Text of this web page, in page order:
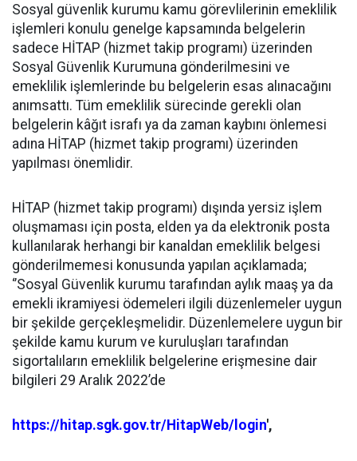
Sosyal güvenlik kurumu kamu görevlilerinin emeklilik
işlemleri konulu genelge kapsamında belgelerin
sadece HİTAP (hizmet takip programı) üzerinden
Sosyal Güvenlik Kurumuna gönderilmesini ve
emeklilik işlemlerinde bu belgelerin esas alınacağını
anımsattı. Tüm emeklilik sürecinde gerekli olan
belgelerin kâğıt israfı ya da zaman kaybını önlemesi
adına HİTAP (hizmet takip programı) üzerinden
yapılması önemlidir.
HİTAP (hizmet takip programı) dışında yersiz işlem
oluşmaması için posta, elden ya da elektronik posta
kullanılarak herhangi bir kanaldan emeklilik belgesi
gönderilmemesi konusunda yapılan açıklamada;
‘’Sosyal Güvenlik kurumu tarafından aylık maaş ya da
emekli ikramiyesi ödemeleri ilgili düzenlemeler uygun
bir şekilde gerçekleşmelidir. Düzenlemelere uygun bir
şekilde kamu kurum ve kuruluşları tarafından
sigortalıların emeklilik belgelerine erişmesine dair
bilgileri 29 Aralık 2022’de
https://hitap.sgk.gov.tr/HitapWeb/login',